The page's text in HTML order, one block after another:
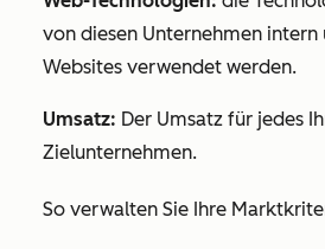
von diesen Unternehmen intern
Websites verwendet werden.
Umsatz: Der Umsatz für jedes
Zielunternehmen.
So verwalten Sie Ihre